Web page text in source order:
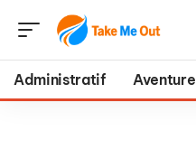
Administratif Aventure